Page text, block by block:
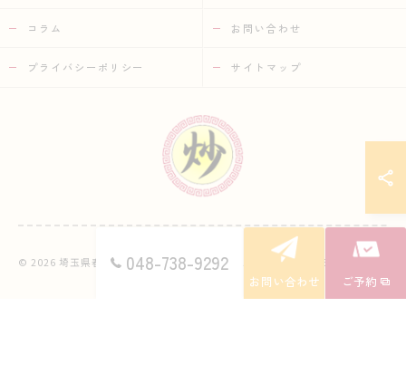
048-738-9292
お問い合わせ ご予約
コラム お問い合わせ
プライバシーポリシー サイトマップ
© 2026 埼玉県春日部の中華なら中華市場 炒 ALL RIGHTS RESERVED.